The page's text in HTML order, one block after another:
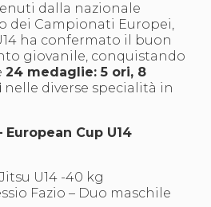
News
del sito
Cerca
Contatti
News
formativo
Monotematici
FISDIR
dalla nazionale
dei Campionati Europei,
ha confermato il buon
giovanile, conquistando
24 medaglie: 5 ori, 8
nelle diverse specialità in
Cup U14
U14 -40 kg
Fazio – Duo maschile